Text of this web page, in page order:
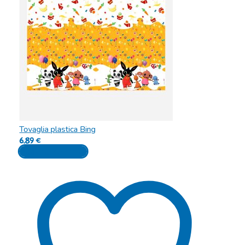
Tovaglia plastica Bing
6,89€
Aggiungi al carrello